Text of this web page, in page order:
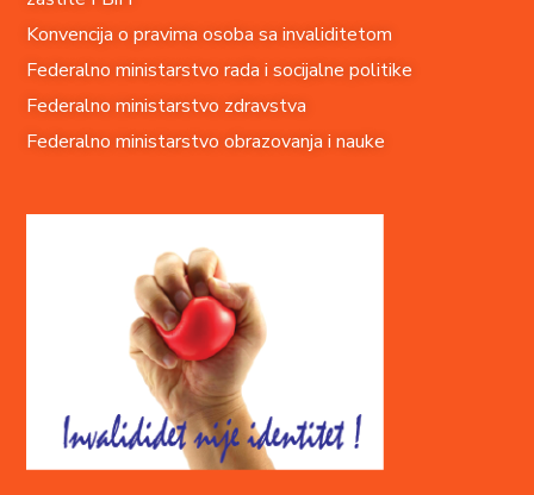
Konvencija o pravima osoba sa invaliditetom
Federalno ministarstvo rada i socijalne politike
Federalno ministarstvo zdravstva
Federalno ministarstvo obrazovanja i nauke